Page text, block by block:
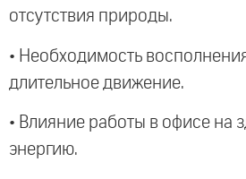
отсутствия природы.
• Необходимость
длительное движение.
• Влияние работы в офисе на
энергию.